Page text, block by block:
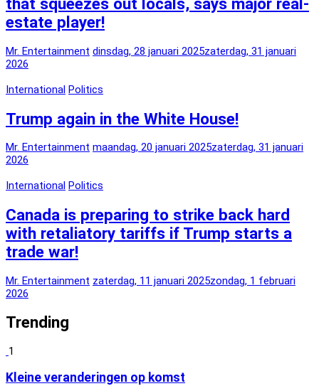
that squeezes out locals, says major real-
estate player!
Mr. Entertainment dinsdag, 28 januari 2025zaterdag, 31 januari
2026
International Politics
Trump again in the White House!
Mr. Entertainment maandag, 20 januari 2025zaterdag, 31 januari
2026
International Politics
Canada is preparing to strike back hard
with retaliatory tariffs if Trump starts a
trade war!
Mr. Entertainment zaterdag, 11 januari 2025zondag, 1 februari
2026
Trending
1
Kleine veranderingen op komst